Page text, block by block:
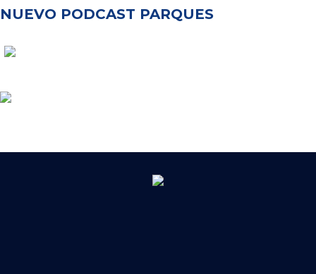
NUEVO PODCAST PARQUES